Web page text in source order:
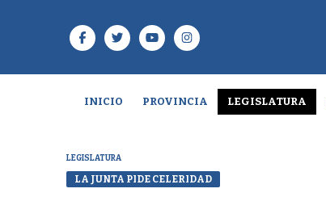
INICIO PROVINCIA LEGISLATURA
LEGISLATURA
LA JUNTA PIDE CELERIDAD